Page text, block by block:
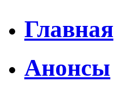
Главная
Анонсы